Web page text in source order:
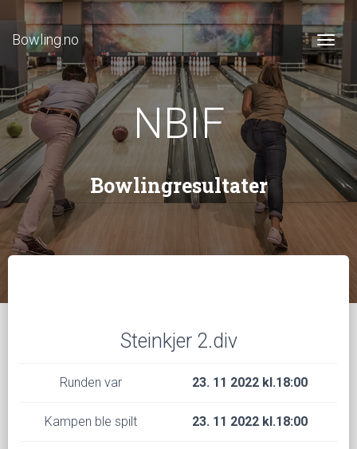
Bowling.no
NBIF
Bowlingresultater
Steinkjer 2.div
Runden var 23. 11 2022 kl.18:00
Kampen ble spilt 23. 11 2022 kl.18:00